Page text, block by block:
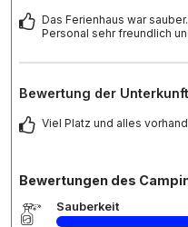
Das Ferienhaus war
Personal sehr freundlich
Bewertung der
Viel Platz und alles
Bewertungen des
Sauberkeit